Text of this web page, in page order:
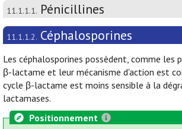
11.1.1.1. Pénicillines
11.1.1.2. Céphalosporines
Les céphalosporines possèdent, comme les
β-lactame et leur mécanisme d'action est
cycle β-lactame est moins sensible à la
lactamases.
Positionnement